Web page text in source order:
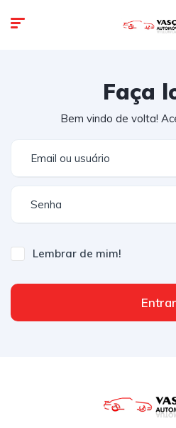
Faça
Bem vindo de volta!
Lembrar de mim!
Entrar